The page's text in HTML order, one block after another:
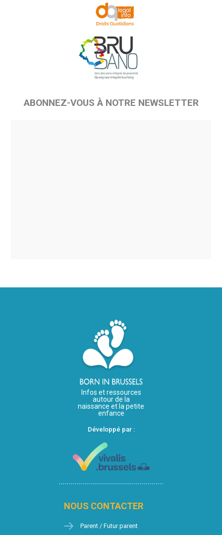
ABONNEZ-VOUS À NOTRE NEWSLETTER
Infos et ressources
autour de la
naissance et la petite
enfance
Développé par :
NOUS CONTACTER
Parent / Futur parent